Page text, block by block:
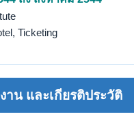
Ticketing
น และเกียรติประวัติ